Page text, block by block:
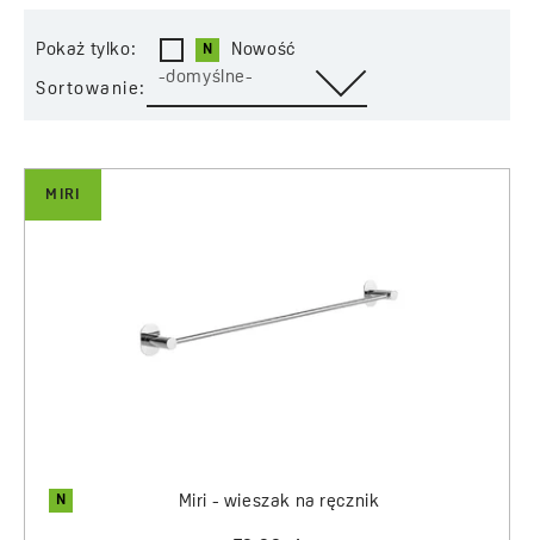
Pokaż tylko: Nowość
Sortowanie:
-domyślne-
MIRI
N Miri - wieszak na ręcznik